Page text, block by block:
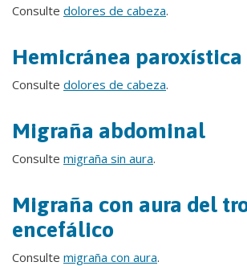
Consulte dolores de cabeza.
Hemicránea paroxística
Consulte dolores de cabeza.
Migraña abdominal
Consulte migraña sin aura.
Migraña con aura del
encefálico
Consulte migraña con aura.